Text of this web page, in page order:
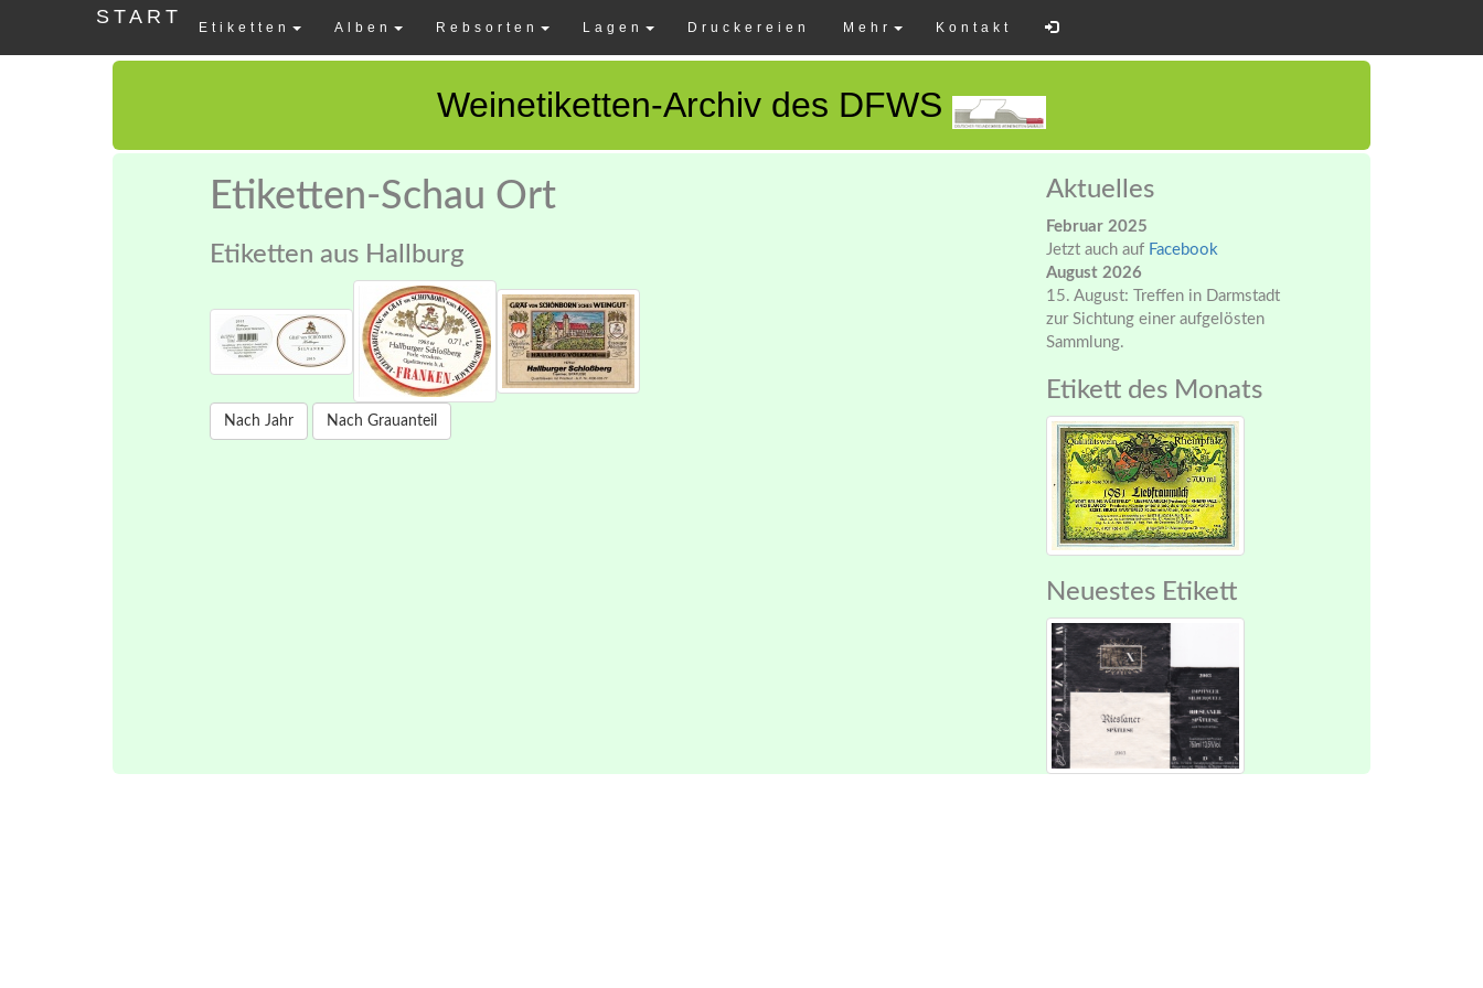
START Etiketten Alben Rebsorten Lagen Druckereien Mehr Kontakt
Weinetiketten-Archiv des DFWS
Etiketten-Schau Ort
Etiketten aus Hallburg
Nach Jahr Nach Grauanteil
Aktuelles
Februar 2025
Jetzt auch auf Facebook
August 2026
15. August: Treffen in Darmstadt
zur Sichtung einer aufgelösten
Sammlung.
Etikett des Monats
Neuestes Etikett